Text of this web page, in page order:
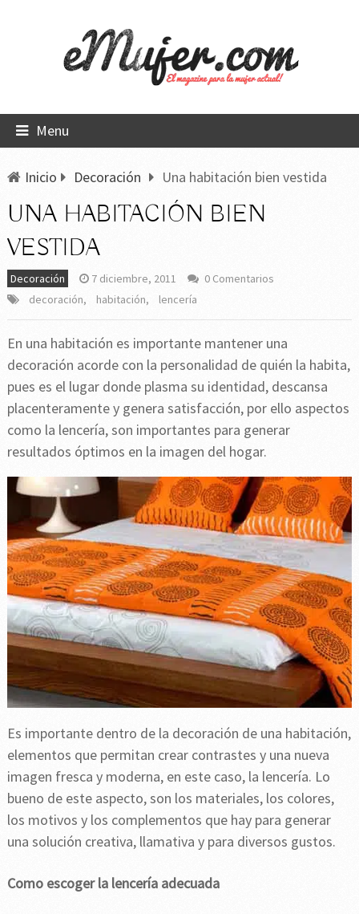
Menu
Inicio Decoración Una habitación bien vestida
UNA HABITACIÓN BIEN
VESTIDA
Decoración 7 diciembre, 2011
0 Comentarios
decoración, habitación, lencería
En una habitación es importante mantener una
decoración acorde con la personalidad de quién la habita,
pues es el lugar donde plasma su identidad, descansa
placenteramente y genera satisfacción, por ello aspectos
como la lencería, son importantes para generar
resultados óptimos en la imagen del hogar.
Es importante dentro de la decoración de una habitación,
elementos que permitan crear contrastes y una nueva
imagen fresca y moderna, en este caso, la lencería. Lo
bueno de este aspecto, son los materiales, los colores,
los motivos y los complementos que hay para generar
una solución creativa, llamativa y para diversos gustos.
Como escoger la lencería adecuada